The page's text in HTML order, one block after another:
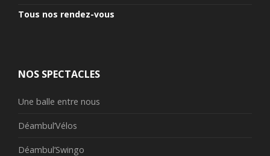
Tous nos rendez-vous
NOS SPECTACLES
Une balle entre nous
Déambul’Vélos
Déambul’Swingo